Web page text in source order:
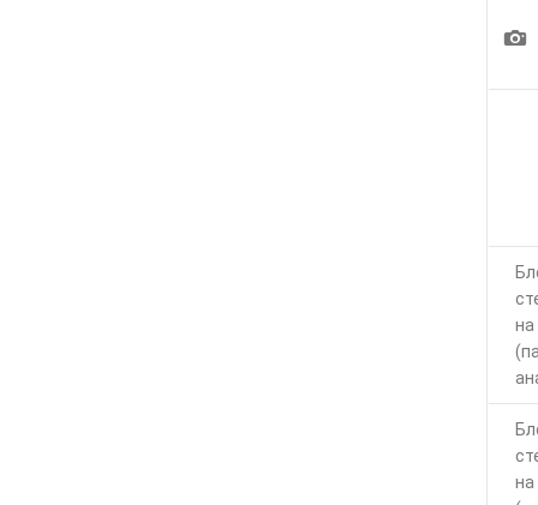
1
на
на